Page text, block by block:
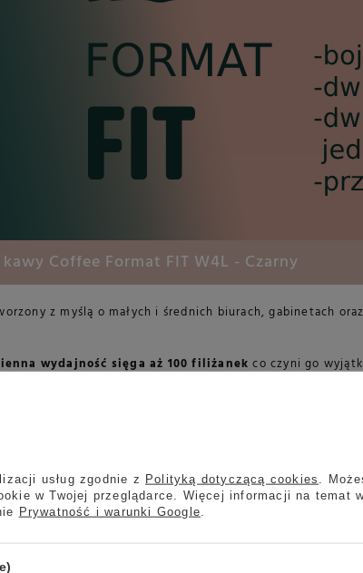
Coffee Format FIT W4L - Czarny
z myślą o małych i średnich biurach, gabinetach
wydajność sięga aż 100 filiżanek co czyni go
aspełni oczekiwania nawet najbardziej wymagających
zbiornika wody.
Do ekspresu dołączony
na wodzie zimnej.
która robi różnicę
, co zapewnia błyskawiczne nagrzewanie oraz
Natomiast dzięki dwóm niezależnym pompom ekspres
szczytu.
usług zgodnie z Polityką dotyczącą cookies
.
w Twojej przeglądarce. Więcej informacji na temat
Prywatność i warunki Google